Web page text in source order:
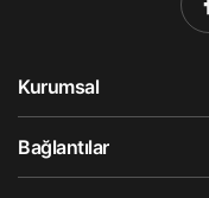
Kurumsal
Bağlantılar